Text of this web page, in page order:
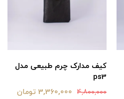
کیف مدارک چرم طبیعی مدل
ps3
4,800,000 3,360,000 تومان